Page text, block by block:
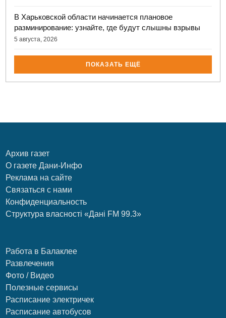
В Харьковской области начинается плановое
разминирование: узнайте, где будут слышны взрывы
5 августа, 2026
ПОКАЗАТЬ ЕЩЁ
Архив газет
О газете Дани-Инфо
Реклама на сайте
Связаться с нами
Конфиденциальность
Структура власності «Дані FM 99.3»
Работа в Балаклее
Развлечения
Фото / Видео
Полезные сервисы
Расписание электричек
Расписание автобусов